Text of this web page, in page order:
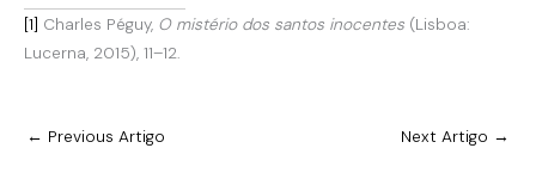
[1] Charles Péguy, O mistério dos santos inocentes (Lisboa:
Lucerna, 2015), 11–12.
← Previous Artigo Next Artigo →